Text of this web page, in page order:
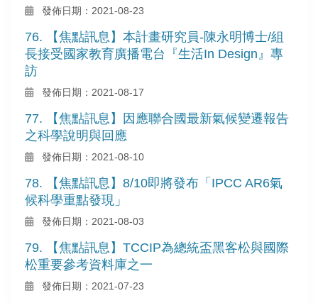
發佈日期：2021-08-23
76. 【焦點訊息】本計畫研究員-陳永明博士/組
長接受國家教育廣播電台『生活In Design』專
訪
發佈日期：2021-08-17
77. 【焦點訊息】因應聯合國最新氣候變遷報告
之科學說明與回應
發佈日期：2021-08-10
78. 【焦點訊息】8/10即將發布「IPCC AR6氣
候科學重點發現」
發佈日期：2021-08-03
79. 【焦點訊息】TCCIP為總統盃黑客松與國際
松重要參考資料庫之一
發佈日期：2021-07-23